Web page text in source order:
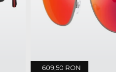
609,50 RON